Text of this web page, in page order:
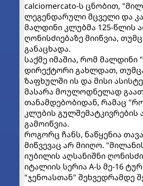
calciomercato-ს ცნობით,
ლეგენდარული მცველი და
მალდინი კლუბმა 125-წლის
ღონისძიებაზე მიიწვია,
განაცხადა.
საქმე იმაშია, რომ
დირექტორი გახლდათ,
ზაფხულში ის და მისი
მასარა მოულოდნელად
თანამდებობიდან, რამაც
კლუბის გულშემატკივრების
გამოიწვია.
როგორც ჩანს, ნაწყენია
მიწვევაც არ მიიღო.
იუბილის აღსანიშნი
იტალიის სერია A-ს მე-16
"ჯენოასთან" შეხვედრამდე